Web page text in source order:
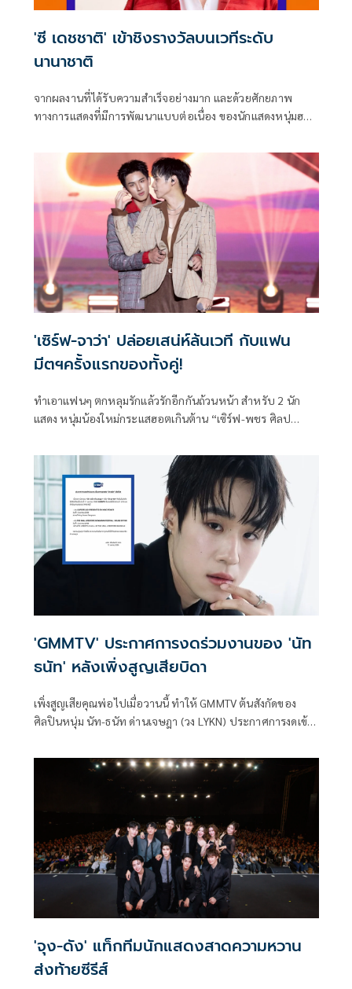
'ซี เดชชาติ' เข้าชิงรางวัลบนเวทีระดับ
นานาชาติ
จากผลงานที่ได้รับความสำเร็จอย่างมาก และด้วยศักยภาพ
ทางการแสดงที่มีการพัฒนาแบบต่อเนื่อง ของนักแสดงหนุ่มฮอต
เทนต์โพรไวเดอร์ชั้นนำของ เมืองไทย ในเครือบริษัท เดอะ วัน
เอ็นเตอร์ไพรส์ จำกัด (มหาชน)
'เซิร์ฟ-จาว่า' ปล่อยเสน่ห์ล้นเวที กับแฟน
มีตฯครั้งแรกของทั้งคู่!
ทำเอาแฟนๆ ตกหลุมรักแล้วรักอีกกันถ้วนหน้า สำหรับ 2 นัก
แสดง หนุ่มน้องใหม่กระแสฮอตเกินต้าน “เซิร์ฟ-พชร ศิลป
เทนต์โพรไวเดอร์ชั้นนำของเมืองไทย ที่สร้างความทรงจำแรก
ปล่อยเสน่ห์ล้นเวที พร้อมเอนเนอร์จี้เต็มร้อยโชว์จัดเต็มครบทุก
โมเมนต์ จนแฟนๆ ใจละลาย
'GMMTV' ประกาศการงดร่วมงานของ 'นัท
ธนัท' หลังเพิ่งสูญเสียบิดา
เพิ่งสูญเสียคุณพ่อไปเมื่อวานนี้ ทำให้ GMMTV ต้นสังกัดของ
ศิลปินหนุ่ม นัท-ธนัท ด่านเจษฎา (วง LYKN) ประกาศการงดเข้า
'จุง-ดัง' แท็กทีมนักแสดงสาดความหวาน
ส่งท้ายซีรีส์